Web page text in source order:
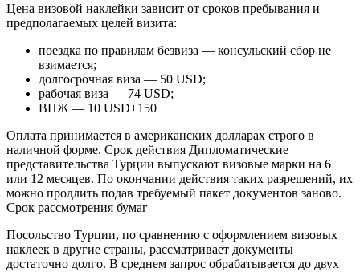
Цена визовой наклейки зависит от сроков пребывания и
предполагаемых целей визита:
поездка по правилам безвиза — консульский сбор не
взимается;
долгосрочная виза — 50 USD;
рабочая виза — 74 USD;
ВНЖ — 10 USD+150
Оплата принимается в американских долларах строго в
наличной форме. Срок действия Дипломатические
представительства Турции выпускают визовые марки на 6
или 12 месяцев. По окончании действия таких разрешений, их
можно продлить подав требуемый пакет документов заново.
Срок рассмотрения бумаг
Посольство Турции, по сравнению с оформлением визовых
наклеек в другие страны, рассматривает документы
достаточно долго. В среднем запрос обрабатывается до двух